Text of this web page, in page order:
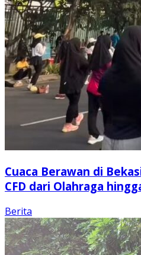
Cuaca Berawan di
CFD dari Olahraga
Berita